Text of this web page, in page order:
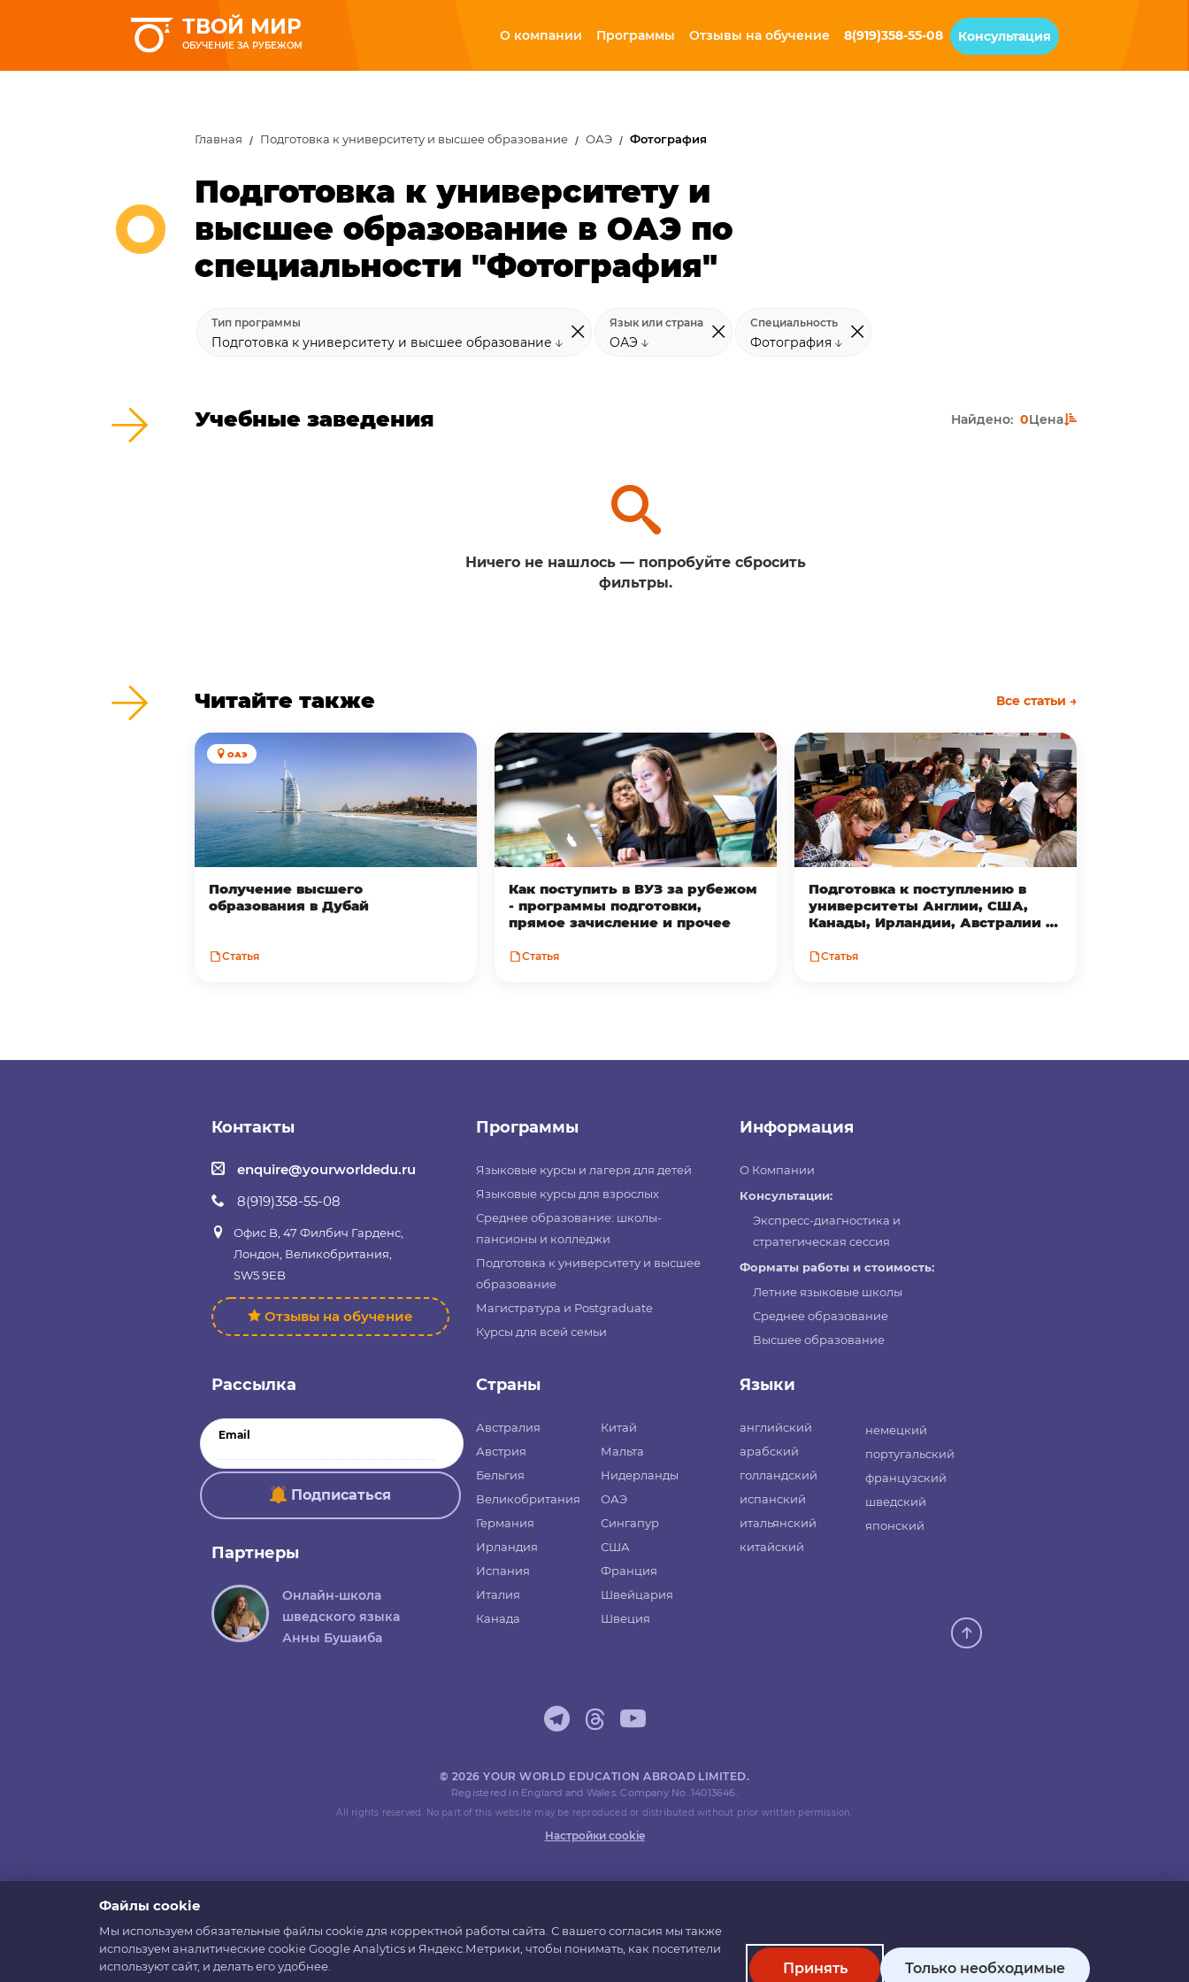
ТВОЙ МИР
ОБУЧЕНИЕ ЗА РУБЕЖОМ
О компании Программы Отзывы на обучение 8(919)358-55-08 Консультация
Главная Подготовка к университету и высшее образование ОАЭ Фотография
Подготовка к университету и
высшее образование в ОАЭ по
специальности "Фотография"
Тип программы
Подготовка к университету и высшее образование
Язык или страна
ОАЭ
Специальность
Фотография
Учебные заведения Найдено: 0Цена
Ничего не нашлось — попробуйте сбросить
фильтры.
Читайте также Все статьи →
ОАЭ
Получение высшего
образования в Дубай
Статья
Как поступить в ВУЗ за рубежом
- программы подготовки,
прямое зачисление и прочее
Статья
Подготовка к поступлению в
университеты Англии, США,
Канады, Ирландии, Австралии и
Статья
Контакты
enquire@yourworldedu.ru
8(919)358-55-08
Офис B, 47 Филбич Гарденс,
Лондон, Великобритания,
SW5 9EB
Отзывы на обучение
Программы
Языковые курсы и лагеря для детей
Языковые курсы для взрослых
Среднее образование: школы-
пансионы и колледжи
Подготовка к университету и высшее
образование
Магистратура и Postgraduate
Курсы для всей семьи
Информация
О Компании
Консультации:
Экспресс-диагностика и
стратегическая сессия
Форматы работы и стоимость:
Летние языковые школы
Среднее образование
Высшее образование
Рассылка
Email
Подписаться
Партнеры
Онлайн-школа
шведского языка
Анны Бушаиба
Страны
Австралия
Австрия
Бельгия
Великобритания
Германия
Ирландия
Испания
Италия
Канада
Китай
Мальта
Нидерланды
ОАЭ
Сингапур
США
Франция
Швейцария
Швеция
Языки
английский
арабский
голландский
испанский
итальянский
китайский
немецкий
португальский
французский
шведский
японский
© 2026 YOUR WORLD EDUCATION ABROAD LIMITED.
Registered in England and Wales. Company No. 14013646.
All rights reserved. No part of this website may be reproduced or distributed without prior written permission.
Настройки cookie
Файлы cookie
Мы используем обязательные файлы cookie для корректной работы сайта. С вашего согласия мы также
используем аналитические cookie Google Analytics и Яндекс.Метрики, чтобы понимать, как посетители
используют сайт, и делать его удобнее.
Принять Только необходимые